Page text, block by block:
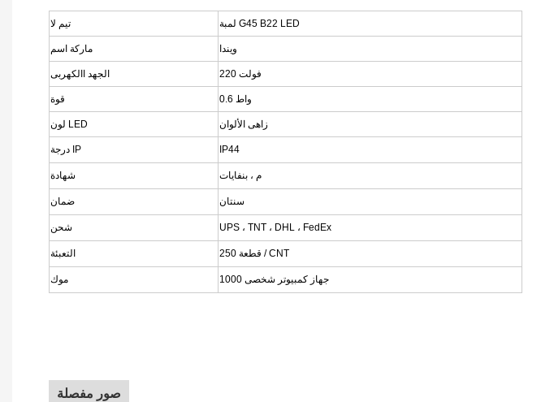
لمبة G45 B22 LED
220 فولت
0.6 واط
لون LED زاهى الألوان
درجة IP IP44
ضمان سنتان
UPS ، TNT ، DHL ، FedEx
250 قطعة / CNT
موك 1000 جهاز كمبيوتر شخصى
صور مفصلة